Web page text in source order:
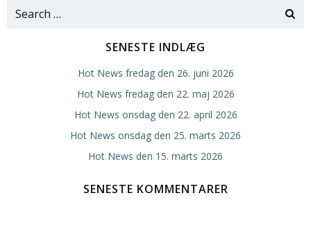
Search
SENESTE INDLÆG
Hot News fredag den 26. juni 2026
Hot News fredag den 22. maj 2026
Hot News onsdag den 22. april 2026
Hot News onsdag den 25. marts 2026
Hot News den 15. marts 2026
SENESTE KOMMENTARER